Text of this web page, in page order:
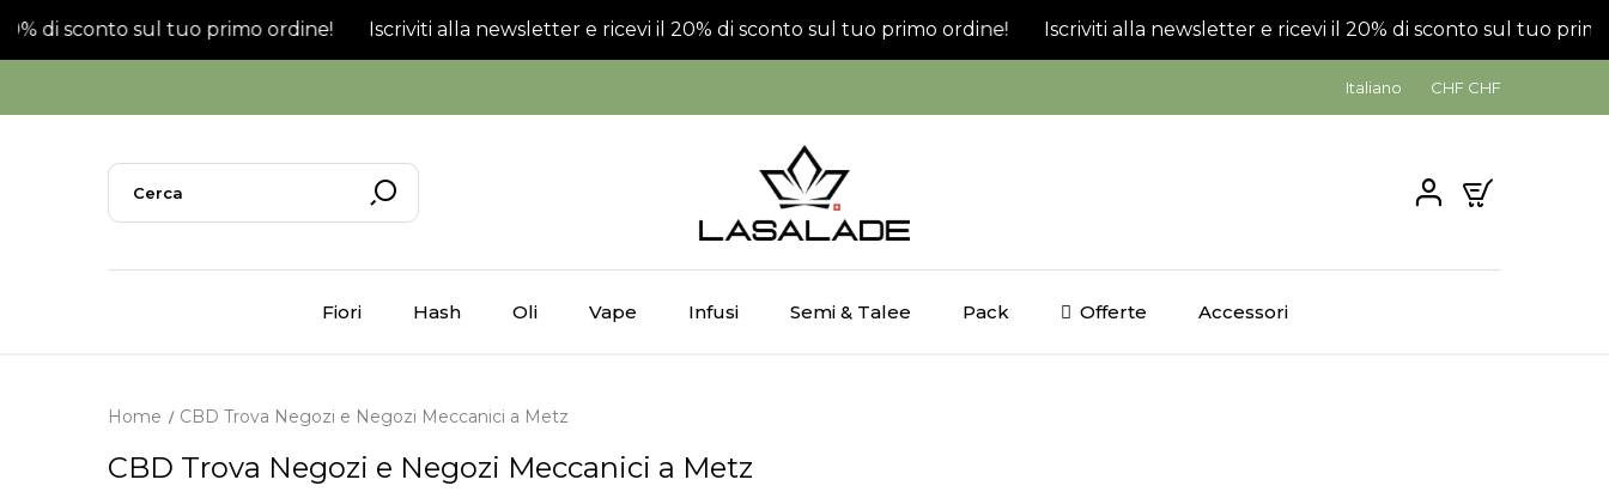
di sconto sul tuo primo ordine! Iscriviti alla newsletter e ricevi il 20% di sconto sul tuo primo ordine! Iscriviti alla newsletter e ricevi il 20% di sconto sul tuo primo
Italiano CHF CHF
Fiori Hash Oli Vape Infusi Semi & Talee Pack Offerte Accessori
Home CBD Trova Negozi e Negozi Meccanici a Metz
CBD Trova Negozi e Negozi Meccanici a Metz